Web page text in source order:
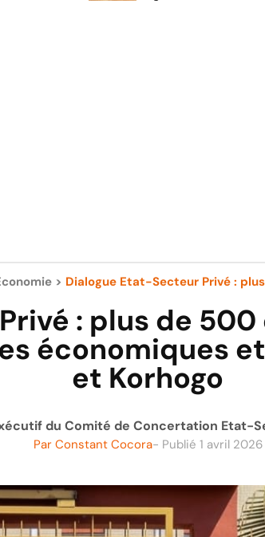
> Dialogue Etat-Secteur Privé :
: plus de
économiques
et Korhogo
du Comité de Concertation Etat-
Par Constant Cocora- Publié 1 avril 2026